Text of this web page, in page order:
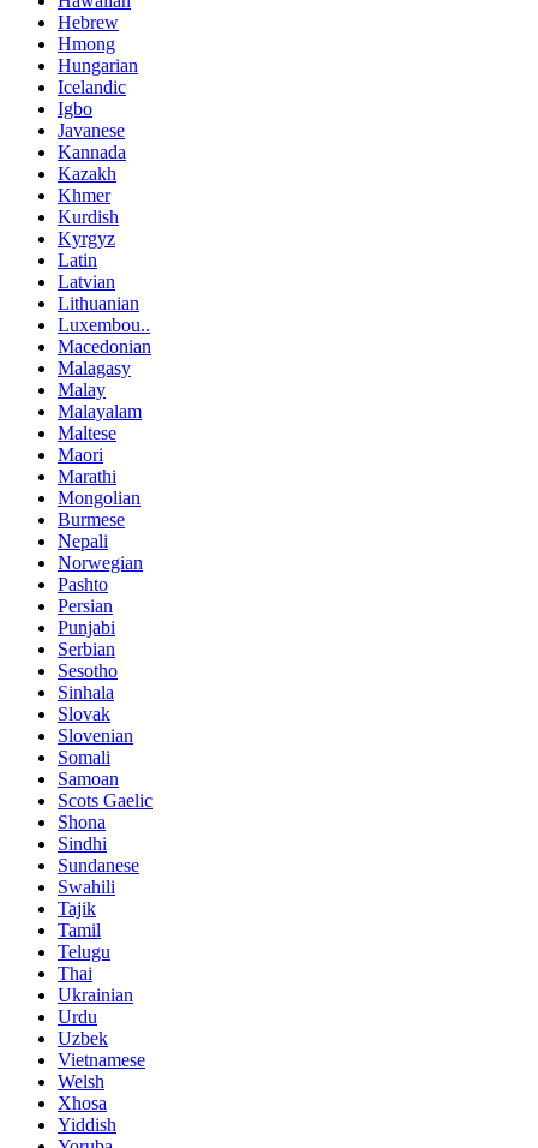
Hebrew
Hmong
Hungarian
Icelandic
Igbo
Javanese
Kannada
Kazakh
Khmer
Kurdish
Kyrgyz
Latin
Latvian
Lithuanian
Luxembou..
Macedonian
Malagasy
Malay
Malayalam
Maltese
Maori
Marathi
Mongolian
Burmese
Nepali
Norwegian
Pashto
Persian
Punjabi
Serbian
Sesotho
Sinhala
Slovak
Slovenian
Somali
Samoan
Scots Gaelic
Shona
Sindhi
Sundanese
Swahili
Tajik
Tamil
Telugu
Thai
Ukrainian
Urdu
Uzbek
Vietnamese
Welsh
Xhosa
Yiddish